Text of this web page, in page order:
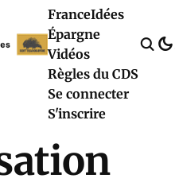
FranceIdées
Épargne
Vidéos
Règles du CDS
Se connecter
S'inscrire